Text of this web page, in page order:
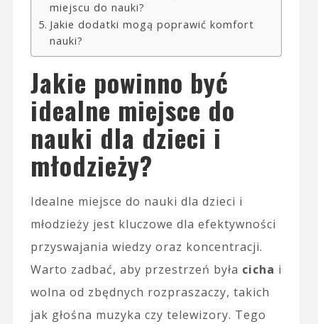
miejscu do nauki?
Jakie dodatki mogą poprawić komfort
nauki?
Jakie powinno być
idealne miejsce do
nauki dla dzieci i
młodzieży?
Idealne miejsce do nauki dla dzieci i
młodzieży jest kluczowe dla efektywności
przyswajania wiedzy oraz koncentracji.
Warto zadbać, aby przestrzeń była cicha i
wolna od zbędnych rozpraszaczy, takich
jak głośna muzyka czy telewizory. Tego